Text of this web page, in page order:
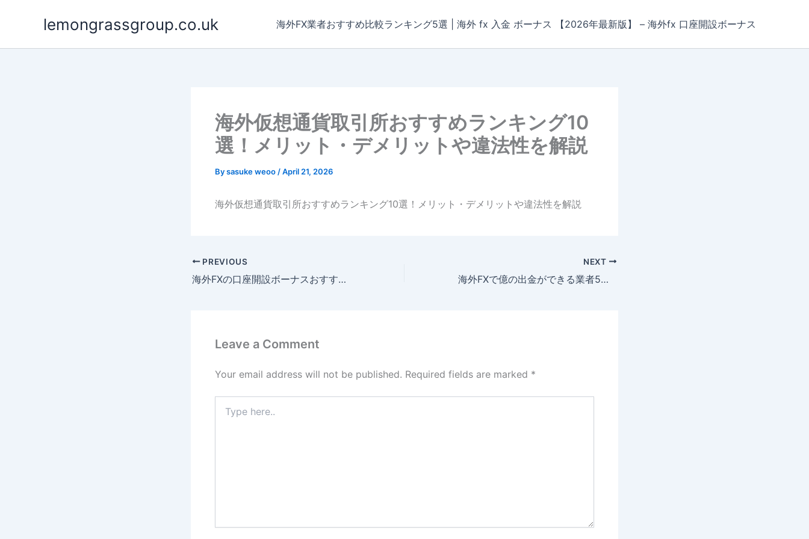
lemongrassgroup.co.uk 海外FX業者おすすめ比較ランキング5選 | 海外 fx 入金 ボーナス 【2026年最新版】 – 海外fx 口座開設ボーナス
海外仮想通貨取引所おすすめランキング10
選！メリット・デメリットや違法性を解説
Bysasuke weoo /April 21, 2026
海外仮想通貨取引所おすすめランキング10選！メリット・デメリットや違法性を解説
PREVIOUS
海外FXの口座開設ボーナスおすすめ比較｜2026年4月最新の情報を解説！
NEXT
海外FXで億の出金ができる業者5選！注意点やおすすめの銀行を解説
Leave a Comment
Your email address will not be published. Required fields are marked *
here..